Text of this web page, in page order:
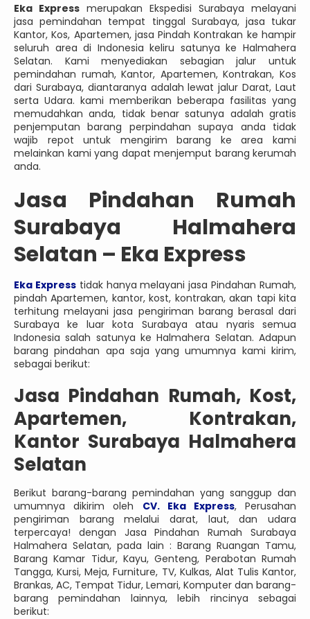
Eka Express merupakan Ekspedisi Surabaya melayani
jasa pemindahan tempat tinggal Surabaya, jasa tukar
Kantor, Kos, Apartemen, jasa Pindah Kontrakan ke hampir
seluruh area di Indonesia keliru satunya ke Halmahera
Selatan. Kami menyediakan sebagian jalur untuk
pemindahan rumah, Kantor, Apartemen, Kontrakan, Kos
dari Surabaya, diantaranya adalah lewat jalur Darat, Laut
serta Udara. kami memberikan beberapa fasilitas yang
memudahkan anda, tidak benar satunya adalah gratis
penjemputan barang perpindahan supaya anda tidak
wajib repot untuk mengirim barang ke area kami
melainkan kami yang dapat menjemput barang kerumah
anda.
Jasa Pindahan Rumah
Surabaya Halmahera
Selatan – Eka Express
Eka Expresstidak hanya melayani jasa Pindahan Rumah,
pindah Apartemen, kantor, kost, kontrakan, akan tapi kita
terhitung melayani jasa pengiriman barang berasal dari
Surabaya ke luar kota Surabaya atau nyaris semua
Indonesia salah satunya ke Halmahera Selatan. Adapun
barang pindahan apa saja yang umumnya kami kirim,
sebagai berikut:
Jasa Pindahan Rumah, Kost,
Apartemen, Kontrakan,
Kantor Surabaya Halmahera
Selatan
Berikut barang-barang pemindahan yang sanggup dan
umumnya dikirim oleh CV. Eka Express, Perusahan
pengiriman barang melalui darat, laut, dan udara
terpercaya! dengan Jasa Pindahan Rumah Surabaya
Halmahera Selatan, pada lain : Barang Ruangan Tamu,
Barang Kamar Tidur, Kayu, Genteng, Perabotan Rumah
Tangga, Kursi, Meja, Furniture, TV, Kulkas, Alat Tulis Kantor,
Brankas, AC, Tempat Tidur, Lemari, Komputer dan barang-
barang pemindahan lainnya, lebih rincinya sebagai
berikut: